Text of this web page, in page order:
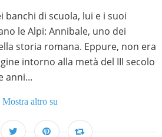
di scuola, lui e i suoi
le Alpi: Annibale, uno dei
storia romana. Eppure, non era
intorno alla metà del III secolo
anni...
Mostra altro su